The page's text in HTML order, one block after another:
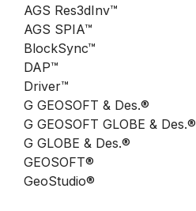
AGS Res3dInv™
AGS SPIA™
BlockSync™
DAP™
Driver™
G GEOSOFT & Des.®
G GEOSOFT GLOBE & Des.®
G GLOBE & Des.®
GEOSOFT®
GeoStudio®